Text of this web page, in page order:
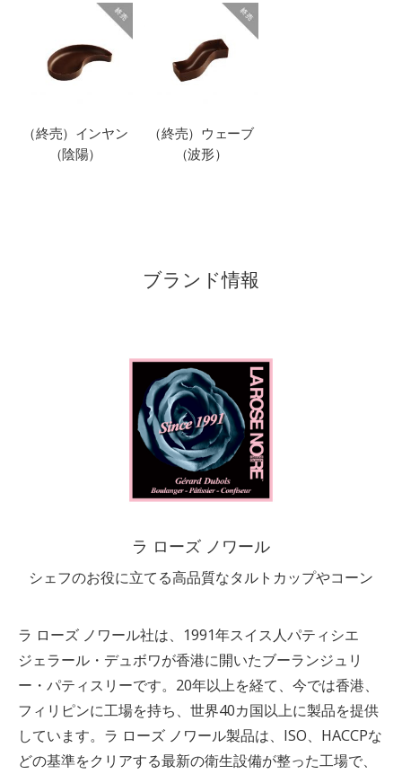
（終売）インヤン
（陰陽）
（終売）ウェーブ
（波形）
ブランド情報
ラ ローズ ノワール
シェフのお役に立てる高品質なタルトカップやコーン
ラ ローズ ノワール社は、1991年スイス人パティシエ
ジェラール・デュボワが香港に開いたブーランジュリ
ー・パティスリーです。20年以上を経て、今では香港、
フィリピンに工場を持ち、世界40カ国以上に製品を提供
しています。ラ ローズ ノワール製品は、ISO、HACCPな
どの基準をクリアする最新の衛生設備が整った工場で、